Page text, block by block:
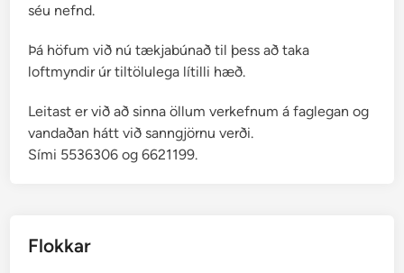
séu nefnd.
Þá höfum við nú tækjabúnað til þess að taka
loftmyndir úr tiltölulega lítilli hæð.
Leitast er við að sinna öllum verkefnum á faglegan og
vandaðan hátt við sanngjörnu verði.
Sími 5536306 og 6621199.
Flokkar